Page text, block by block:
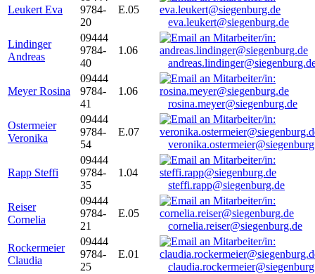
Leukert Eva
9784-
20
E.05
eva.leukert@siegenburg.de
Lindinger
Andreas
09444
9784-
40
1.06
Meyer Rosina
09444
9784-
41
1.06
rosina.meyer@siegenburg.de
Ostermeier
Veronika
09444
9784-
54
E.07
Rapp Steffi
09444
9784-
35
1.04
steffi.rapp@siegenburg.de
Reiser
Cornelia
09444
9784-
21
E.05
cornelia.reiser@siegenburg.de
Rockermeier
Claudia
09444
9784-
25
E.01